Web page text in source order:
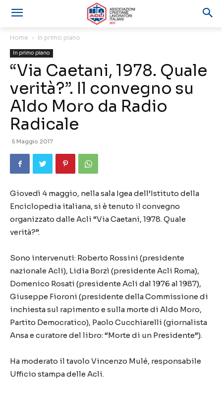
Home In primo piano
In primo piano
“Via Caetani, 1978. Quale
verità?”. Il convegno su
Aldo Moro da Radio
Radicale
5 Maggio 2017
Giovedì 4 maggio, nella sala Igea dell’Istituto della
Enciclopedia italiana, si è tenuto il convegno
organizzato dalle Acli “Via Caetani, 1978. Quale
verità?”.
Sono intervenuti: Roberto Rossini (presidente
nazionale Acli), Lidia Borzì (presidente Acli Roma),
Domenico Rosati (presidente Acli dal 1976 al 1987),
Giuseppe Fioroni (presidente della Commissione di
inchiesta sul rapimento e sulla morte di Aldo Moro,
Partito Democratico), Paolo Cucchiarelli (giornalista
Ansa e curatore del libro: “Morte di un Presidente”).
Ha moderato il tavolo Vincenzo Mulé, responsabile
Ufficio stampa delle Acli.